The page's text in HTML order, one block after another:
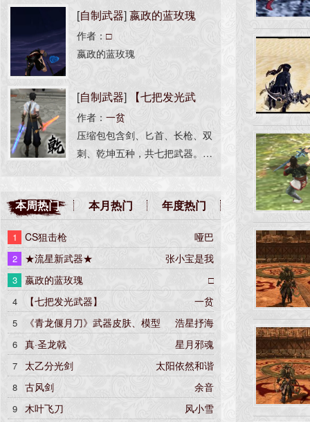
剑吧联系ID【张小宝是我】，或
关注新浪微博【这人是个坏蛋】
或直接联系QQ1007652297这
是学制作武器模型以来制作的第
多亏了三叔、滴风、师傅天平、
狱血狂魔等人的不断指导，在此
谢过，武器模型大多来源于赤
壁，个别来自永恒之塔，在这方
星爱好者投入到流星文化发展队
列中，使得流星精神源远流长。
◆严重声明◆武器全部是原版武
器长度，不添加任何范围，如使
用中发现异常请第一时间联系
[自制武器]嬴政的蓝玫瑰
作者： □
嬴政的蓝玫瑰
[自制武器]
【七把发光武
器】
作者： 一贫
压缩包包含剑、匕首、长枪、双
刺、乾坤五种，共七把武器。
装覆盖即可。
本周热门 本月热门 年度热门
1 哑巴
CS狙击枪
2 张小宝是我
★流星新武器★
3 □
嬴政的蓝玫瑰
4 一贫
【七把发光武器】
5 浩星抒海
《青龙偃月刀》武器皮肤、模型
6 星月邪魂
真·圣龙戟
7 太阳依然和谐
太乙分光剑
8 余音
古风剑
9 风小雪
木叶飞刀